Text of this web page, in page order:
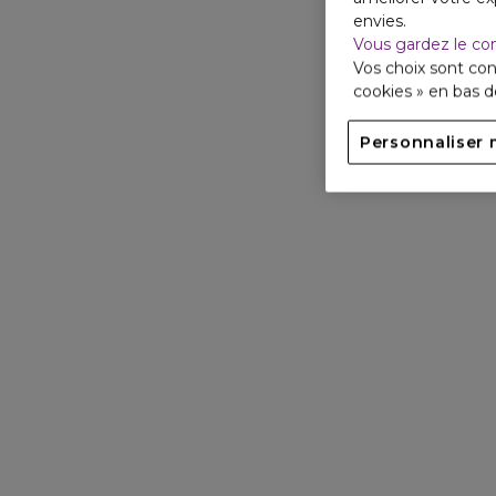
envies.
Vous gardez le
Vos choix sont
cookies » en bas
Personnaliser